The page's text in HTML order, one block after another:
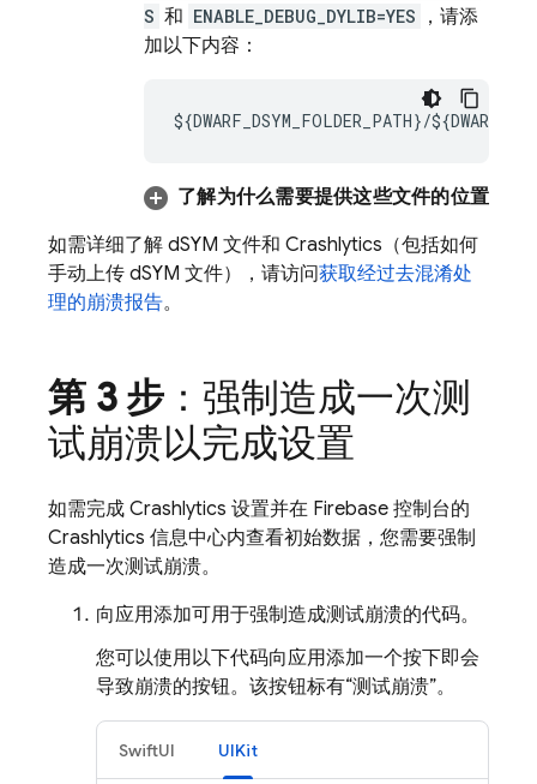
S 和 ENABLE_DEBUG_DYLIB=YES
，请添
加以下内容：
${DWARF_DSYM_FOLDER_PATH}/
了解为什么需要提供这些文件的位置
如需详细了解 dSYM 文件和 Crashlytics （包括如何
手动上传 dSYM 文件），请访问获取经过去混淆处
理的崩溃报告。
第 3 步 ：强制造成一次测
试崩溃以完成设置
如需完成 Crashlytics 设置并在 Firebase 控制台的
Crashlytics 信息中心内查看初始数据，您需要强制
造成一次测试崩溃。
向应用添加可用于强制造成测试崩溃的代码。
您可以使用以下代码向应用添加一个按下即会
导致崩溃的按钮。该按钮标有“测试崩溃”。
SwiftUI UIKit